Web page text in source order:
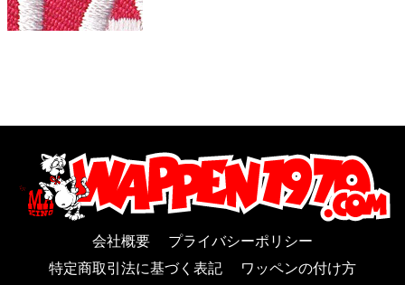
会社概要
プライバシーポリシー
特定商取引法に基づく表記
ワッペンの付け方